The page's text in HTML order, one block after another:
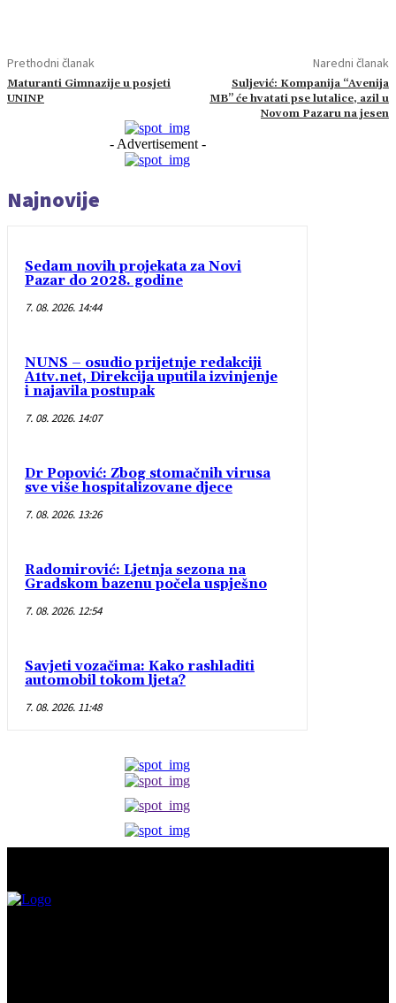
Prethodni članak
Maturanti Gimnazije u posjeti
UNINP
Naredni članak
Suljević: Kompanija “Avenija
MB” će hvatati pse lutalice, azil u
Novom Pazaru na jesen
- Advertisement -
Najnovije
Sedam novih projekata za Novi
Pazar do 2028. godine
7. 08. 2026. 14:44
NUNS – osudio prijetnje redakciji
A1tv.net, Direkcija uputila izvinjenje
i najavila postupak
7. 08. 2026. 14:07
Dr Popović: Zbog stomačnih virusa
sve više hospitalizovane djece
7. 08. 2026. 13:26
Radomirović: Ljetnja sezona na
Gradskom bazenu počela uspješno
7. 08. 2026. 12:54
Savjeti vozačima: Kako rashladiti
automobil tokom ljeta?
7. 08. 2026. 11:48